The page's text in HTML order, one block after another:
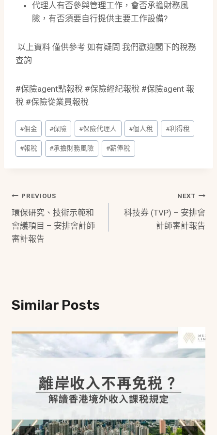
代理人有否參與管理工作，會否承擔財務風
險，有否須要自行提供主要工作設備?
以上資料 僅供參考 如有疑問 我們歡迎閣下的稅務
查詢
#保險agent點報稅 #保險經紀報稅 #保險agent 報
稅 #保險從業員報稅
Post
Tags:
#佣金 #保險 #保險代理人 #個人稅 #利得稅
#報稅 #承擔財務風險 #薪俸稅
Post
Navigation
PREVIOUS
環保研究、技術示範和
會議項目 – 安排會計師
審計報告
NEXT
科技券 (TVP) – 安排會
計師審計報告
Similar Posts